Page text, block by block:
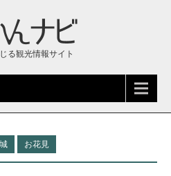
る観光情報サイト
お花見